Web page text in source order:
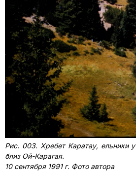
Рис. 003. Хребет Каратау, ельники
близ Ой-Карагая.
10 сентября 1991 г. Фото автора